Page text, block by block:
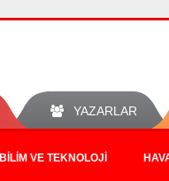
YAZARLAR
BILIM VE TEKNOLOJI